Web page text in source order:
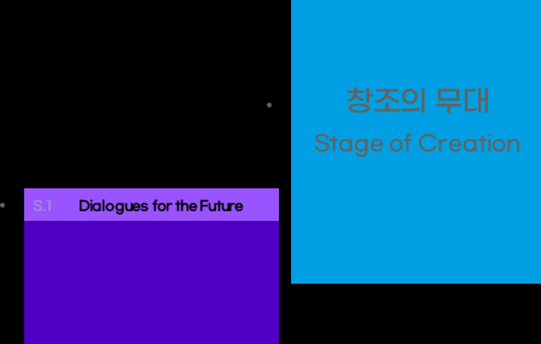
S.1 Dialogues for the Future
창조의 무대
Stage of Creation